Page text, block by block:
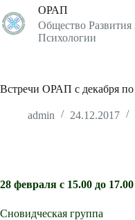
Перейти
к
сути
ОРАП
Общество Развития
Психологии
Встречи ОРАП с декабря по
admin 24.12.2017
28 февраля с 15.00 до 17.00
Сновидческая группа